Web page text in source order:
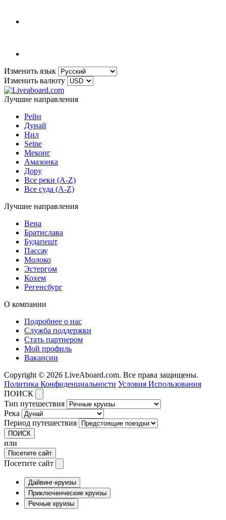
Изменить язык
Изменить валюту
Лучшие направления
Рейн
Дунай
Нил
Seine
Меконг
Амазонка
Дору
Все реки (A-Z)
Все суда (A-Z)
Лучшие направления
Вена
Братислава
Будапешт
Пассау
Молоко
Эстергом
Кохем
Регенсбург
О компании
Подробнее о нас
Служба поддержки
Стать партнером
Мой профиль
Вакансии
Copyright © 2026 LiveAboard.com. Все права защищены.
Политика Конфиденциальности Условия Использования
ПОИСК
Тип путешествия
Река
Период путешествия
ПОИСК
или
Посетите сайт
Посетите сайт
Дайвинг-круизы
Приключенческие круизы
Речные круизы